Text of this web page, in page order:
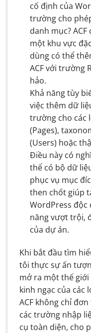
cố định của
trường cho
danh mục?
một khu vực
dùng có thể
ACF với trường
hảo.
Khả năng tùy
việc thêm dữ
trường cho các
(Pages),
(Users) hoặc
Điều này có
thể có bộ dữ
phục vụ mục
then chốt giúp
WordPress độc
năng vượt trội,
của dự án.
Khi bắt đầu tìm
tôi thực sự ấn
mở ra một thế
kinh ngạc của các
ACF không chỉ
các trường nhập
cụ toàn diện, cho